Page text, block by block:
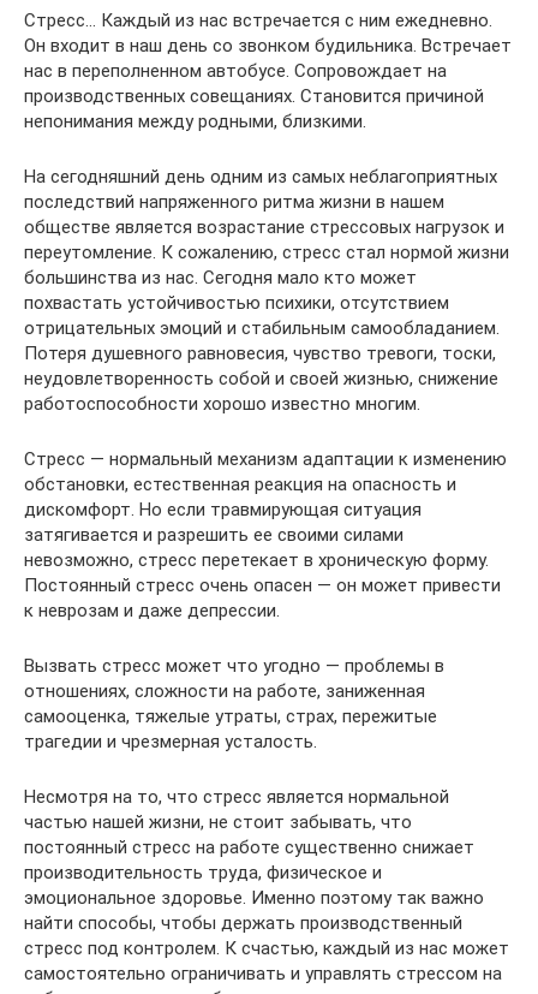
Стресс… Каждый из нас встречается с ним ежедневно.
Он входит в наш день со звонком будильника. Встречает
нас в переполненном автобусе. Сопровождает на
производственных совещаниях. Становится причиной
непонимания между родными, близкими.
На сегодняшний день одним из самых неблагоприятных
последствий напряженного ритма жизни в нашем
обществе является возрастание стрессовых нагрузок и
переутомление. К сожалению, стресс стал нормой жизни
большинства из нас. Сегодня мало кто может
похвастать устойчивостью психики, отсутствием
отрицательных эмоций и стабильным самообладанием.
Потеря душевного равновесия, чувство тревоги, тоски,
неудовлетворенность собой и своей жизнью, снижение
работоспособности хорошо известно многим.
Стресс — нормальный механизм адаптации к изменению
обстановки, естественная реакция на опасность и
дискомфорт. Но если травмирующая ситуация
затягивается и разрешить ее своими силами
невозможно, стресс перетекает в хроническую форму.
Постоянный стресс очень опасен — он может привести
к неврозам и даже депрессии.
Вызвать стресс может что угодно — проблемы в
отношениях, сложности на работе, заниженная
самооценка, тяжелые утраты, страх, пережитые
трагедии и чрезмерная усталость.
Несмотря на то, что стресс является нормальной
частью нашей жизни, не стоит забывать, что
постоянный стресс на работе существенно снижает
производительность труда, физическое и
эмоциональное здоровье. Именно поэтому так важно
найти способы, чтобы держать производственный
стресс под контролем. К счастью, каждый из нас может
самостоятельно ограничивать и управлять стрессом на